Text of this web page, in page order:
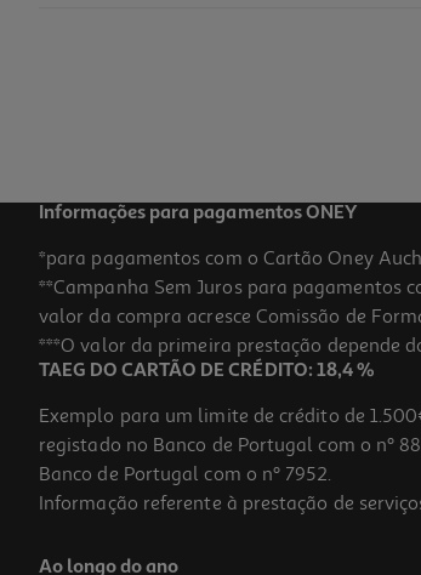
Informações para pagamentos ONEY
*para pagamentos com o Cartão Oney
**Campanha Sem Juros para pagamentos
valor da compra acresce Comissão de
***O valor da primeira prestação depende
TAEG DO CARTÃO DE CRÉDITO: 18,4 %
Exemplo para um limite de crédito de
registado no Banco de Portugal com o nº
Banco de Portugal com o nº 7952.
Informação referente à prestação de
Ao longo do ano